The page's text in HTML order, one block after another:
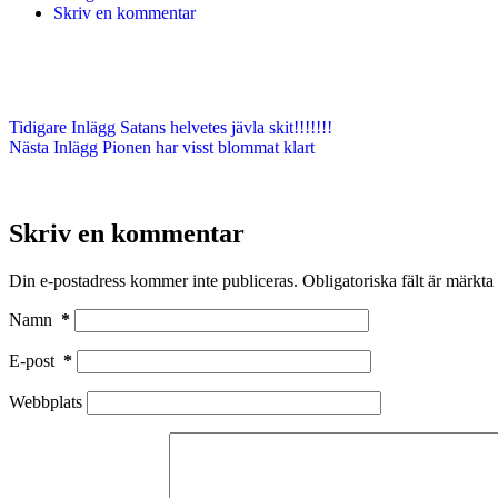
Skriv en kommentar
Tidigare Inlägg Satans helvetes jävla skit!!!!!!!
Nästa Inlägg Pionen har visst blommat klart
Skriv en kommentar
Din e-postadress kommer inte publiceras. Obligatoriska fält är märkta
Namn *
E-post *
Webbplats